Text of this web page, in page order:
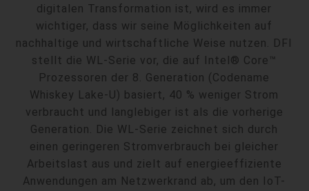
digitalen Transformation ist, wird es immer
wichtiger, dass wir seine Möglichkeiten auf
nachhaltige und wirtschaftliche Weise nutzen. DFI
stellt die WL-Serie vor, die auf Intel® Core™
Prozessoren der 8. Generation (Codename
Whiskey Lake-U) basiert, 40 % weniger Strom
verbraucht und langlebiger ist als die vorherige
Generation. Die WL-Serie zeichnet sich durch
einen geringeren Stromverbrauch bei gleicher
Arbeitslast aus und zielt auf energieeffiziente
Anwendungen am Netzwerkrand ab, um den IoT-